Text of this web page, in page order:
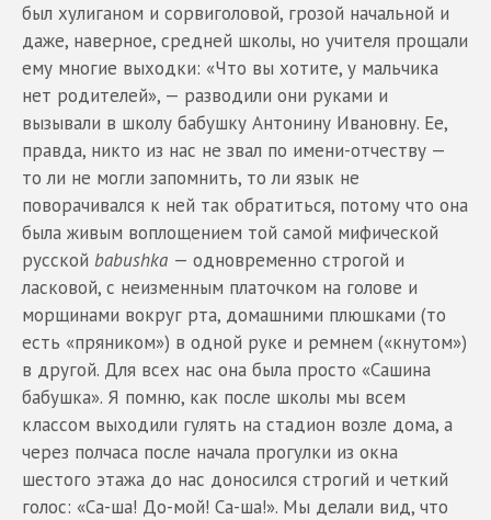
был хулиганом и сорвиголовой, грозой начальной и
даже, наверное, средней школы, но учителя прощали
ему многие выходки: «Что вы хотите, у мальчика
нет родителей», — разводили они руками и
вызывали в школу бабушку Антонину Ивановну. Ее,
правда, никто из нас не звал по имени-отчеству —
то ли не могли запомнить, то ли язык не
поворачивался к ней так обратиться, потому что она
была живым воплощением той самой мифической
русской babushka — одновременно строгой и
ласковой, с неизменным платочком на голове и
морщинами вокруг рта, домашними плюшками (то
есть «пряником») в одной руке и ремнем («кнутом»)
в другой. Для всех нас она была просто «Сашина
бабушка». Я помню, как после школы мы всем
классом выходили гулять на стадион возле дома, а
через полчаса после начала прогулки из окна
шестого этажа до нас доносился строгий и четкий
голос: «Са-ша! До-мой! Са-ша!». Мы делали вид, что